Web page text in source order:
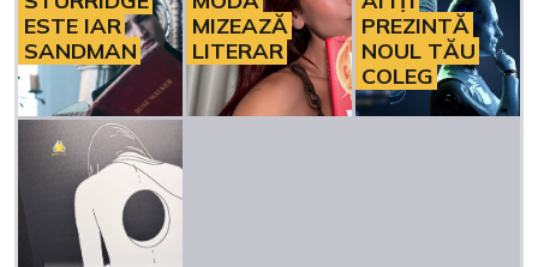
ESTE IAR
SANDMAN
MIZEAZĂ
LITERAR
PREZINTĂ
NOUL TĂU
COLEG